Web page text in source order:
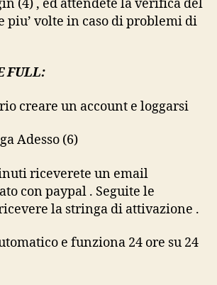
(4) , ed attendete la verifica del
piu’ volte in caso di problemi di
FULL:
creare un account e loggarsi
Adesso (6)
riceverete un email
con paypal . Seguite le
la stringa di attivazione .
e funziona 24 ore su 24